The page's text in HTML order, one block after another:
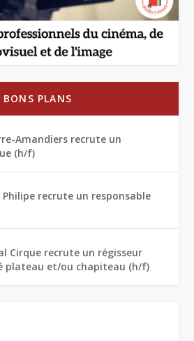
BONS PLANS
Amandiers recrute un
(h/f)
recrute un responsable
Cirque recrute un régisseur
plateau et/ou chapiteau (h/f)